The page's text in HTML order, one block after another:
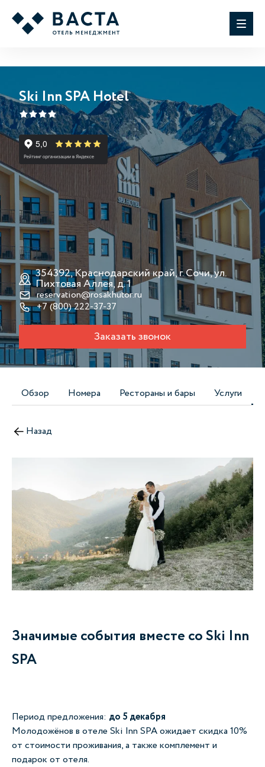
Ski Inn SPA Hotel
354392, Краснодарский край, г. Сочи, ул.
Пихтовая Аллея, д. 1
reservation@rosakhutor.ru
+7 (800) 222-37-37
Заказать звонок
Обзор Номера Рестораны и бары Услуги
Назад
Значимые события вместе со Ski Inn
SPA
Период предложения: до 5 декабря
Молодожёнов в отеле Ski Inn SPA ожидает скидка 10%
от стоимости проживания, а также комплемент и
подарок от отеля.